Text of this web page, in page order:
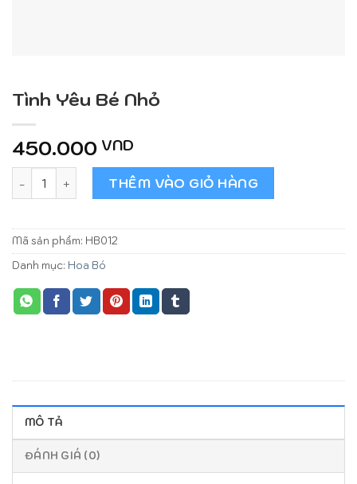
Tình Yêu Bé Nhỏ
450.000 VND
Tình Yêu Bé Nhỏ số lượngTHÊM VÀO GIỎ HÀNG
Mã sản phẩm: HB012
Danh mục: Hoa Bó
MÔ TẢ
ĐÁNH GIÁ (0)